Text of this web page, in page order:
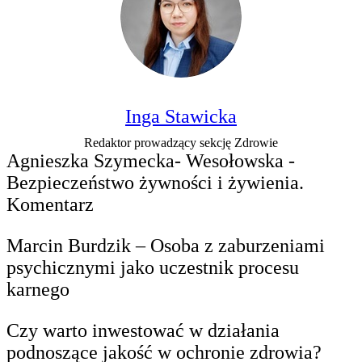
Inga Stawicka
Redaktor prowadzący sekcję Zdrowie
Agnieszka Szymecka- Wesołowska -
Bezpieczeństwo żywności i żywienia.
Komentarz
Marcin Burdzik – Osoba z zaburzeniami
psychicznymi jako uczestnik procesu
karnego
Czy warto inwestować w działania
podnoszące jakość w ochronie zdrowia?